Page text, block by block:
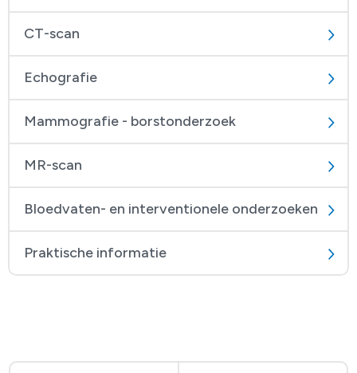
CT-scan
Echografie
Mammografie - borstonderzoek
MR-scan
Bloedvaten- en interventionele onderzoeken
Praktische informatie